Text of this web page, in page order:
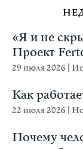
«Я и не
Проект
29 июля 2026
Как
22 июля 2026
Почему